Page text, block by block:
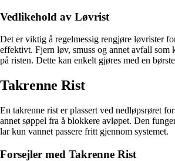
Vedlikehold av Løvrist
Det er viktig å regelmessig rengjøre løvrister
effektivt. Fjern løv, smuss og annet avfall som
på risten. Dette kan enkelt gjøres med en
Takrenne Rist
En takrenne rist er plassert ved nedløpsrøret
annet søppel fra å blokkere avløpet. Den
lar kun vannet passere fritt gjennom systemet.
Forsejler med Takrenne Rist